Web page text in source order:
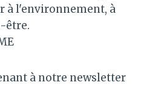
à l'environnement, à
être.
à notre newsletter